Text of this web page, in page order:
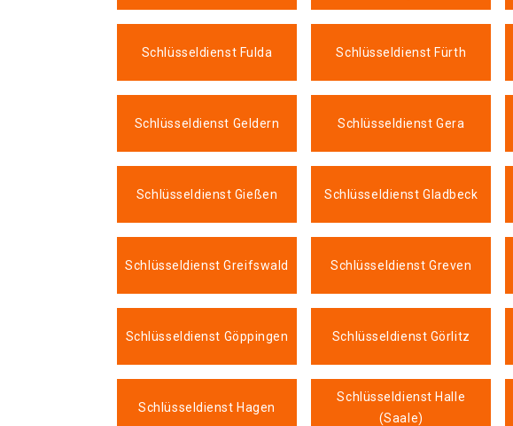
Schlüsseldienst Fulda Schlüsseldienst Fürth
Schlüsseldienst Geldern Schlüsseldienst Gera
Schlüsseldienst Gießen Schlüsseldienst Gladbeck
Schlüsseldienst Greifswald Schlüsseldienst Greven
Schlüsseldienst Göppingen Schlüsseldienst Görlitz
Schlüsseldienst Hagen
Schlüsseldienst Halle
(Saale)